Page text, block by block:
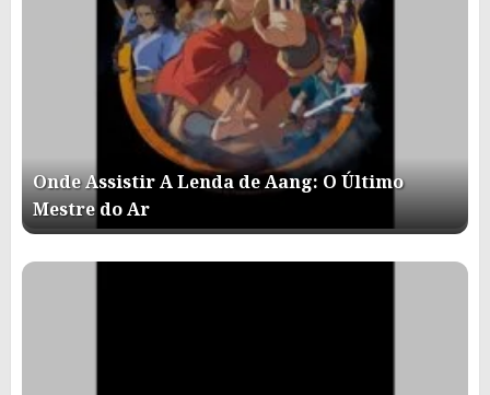
Onde Assistir A Lenda de Aang: O Último
Mestre do Ar